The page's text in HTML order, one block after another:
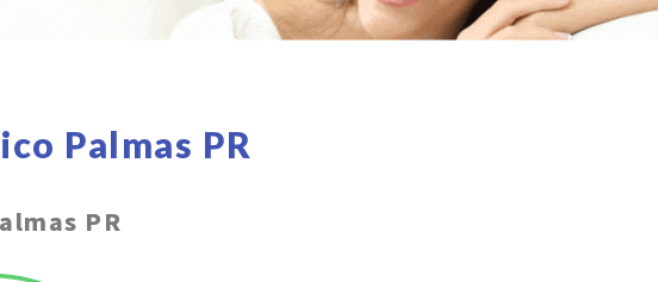
Palmas PR
PR